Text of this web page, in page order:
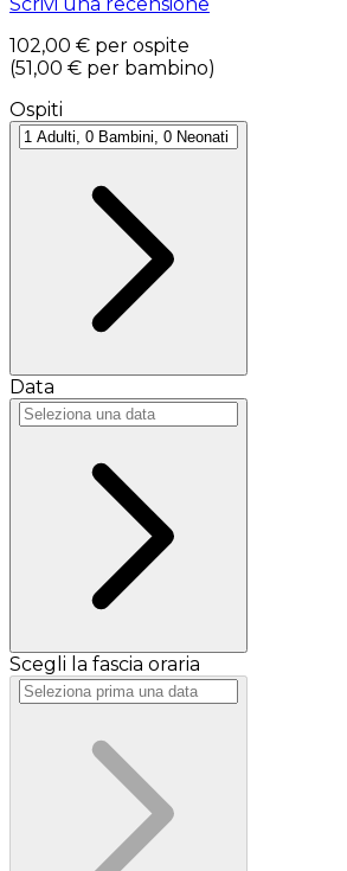
102,00 € per ospite
(51,00 € per bambino)
Ospiti
Data
Scegli la fascia oraria